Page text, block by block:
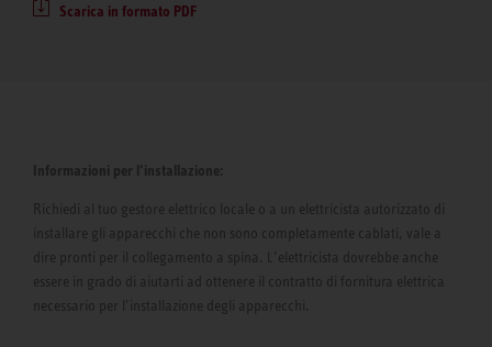
Scarica in formato PDF
Informazioni per l’installazione:
Richiedi al tuo gestore elettrico locale o a un elettricista autorizzato di
installare gli apparecchi che non sono completamente cablati, vale a
dire pronti per il collegamento a spina. L’elettricista dovrebbe anche
essere in grado di aiutarti ad ottenere il contratto di fornitura elettrica
necessario per l’installazione degli apparecchi.